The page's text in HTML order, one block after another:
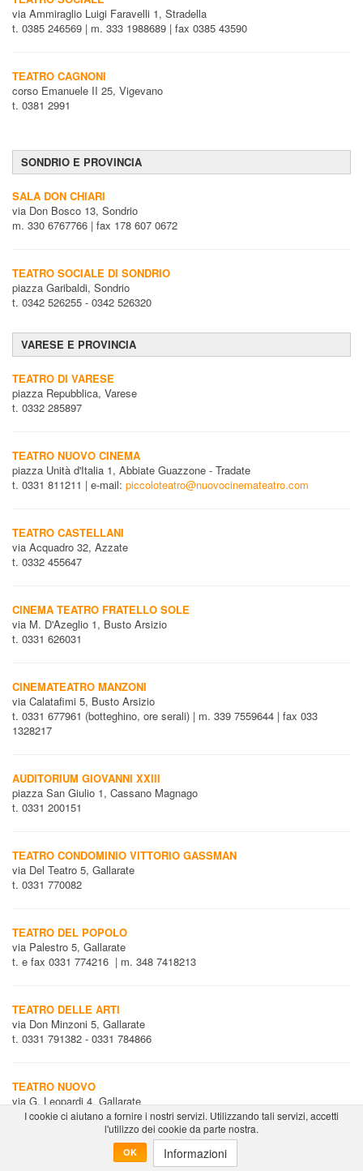
via Ammiraglio Luigi Faravelli 1, Stradella
t. 0385 246569 | m. 333 1988689 | fax 0385 43590
TEATRO CAGNONI
corso Emanuele II 25, Vigevano
t. 0381 2991
SONDRIO E PROVINCIA
SALA DON CHIARI
via Don Bosco 13, Sondrio
m. 330 6767766 | fax 178 607 0672
TEATRO SOCIALE DI SONDRIO
piazza Garibaldi, Sondrio
t. 0342 526255 - 0342 526320
VARESE E PROVINCIA
TEATRO DI VARESE
piazza Repubblica, Varese
t. 0332 285897
TEATRO NUOVO CINEMA
piazza Unità d'Italia 1, Abbiate Guazzone - Tradate
t. 0331 811211 | e-mail: piccoloteatro@nuovocinemateatro.com
TEATRO CASTELLANI
via Acquadro 32, Azzate
t. 0332 455647
CINEMA TEATRO FRATELLO SOLE
via M. D'Azeglio 1, Busto Arsizio
t. 0331 626031
CINEMATEATRO MANZONI
via Calatafimi 5, Busto Arsizio
t. 0331 677961 (botteghino, ore serali) | m. 339 7559644 | fax 033
1328217
AUDITORIUM GIOVANNI XXIII
piazza San Giulio 1, Cassano Magnago
t. 0331 200151
TEATRO CONDOMINIO VITTORIO GASSMAN
via Del Teatro 5, Gallarate
t. 0331 770082
TEATRO DEL POPOLO
via Palestro 5, Gallarate
t. e fax 0331 774216 | m. 348 7418213
TEATRO DELLE ARTI
via Don Minzoni 5, Gallarate
t. 0331 791382 - 0331 784866
TEATRO NUOVO
via G. Leopardi 4, Gallarate
Tel. 0331245580
teatronuovo@micgallarate.it
I cookie ci aiutano a fornire i nostri servizi. Utilizzando tali servizi, accetti
l'utilizzo dei cookie da parte nostra.
OK Informazioni